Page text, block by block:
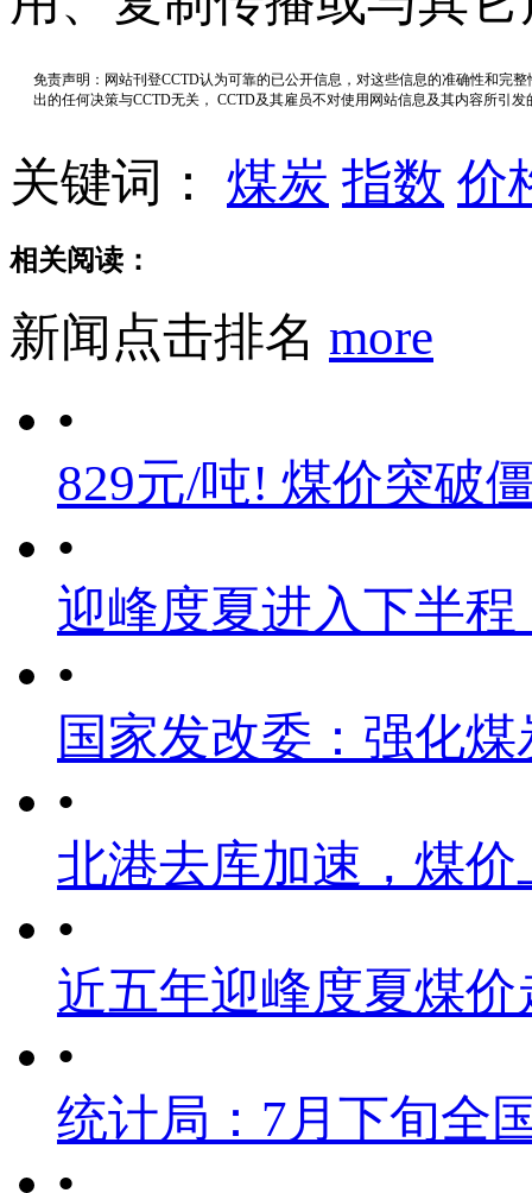
免责声明：网站刊登CCTD认为可靠的已公开信息，对这些信息的准确性和完
出的任何决策与CCTD无关， CCTD及其雇员不对使用网站信息及其内容所引
关键词： 煤炭 指数 价
相关阅读：
新闻点击排名 more
•
829元/吨! 煤价突破
•
迎峰度夏进入下半
•
国家发改委：强化
•
北港去库加速，煤
•
近五年迎峰度夏煤价
•
统计局：7月下旬全